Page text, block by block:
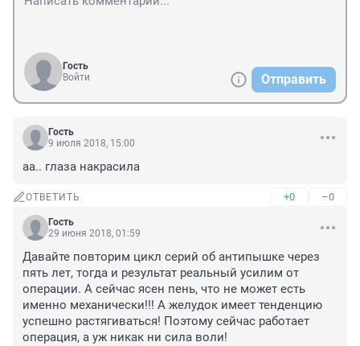
Гость
Войти
Отправить
Гость
9 июля 2018, 15:00
аа.. глаза накрасила
ОТВЕТИТЬ +0 –0
Гость
29 июня 2018, 01:59
Давайте повторим цикл серий об антипышке через
пять лет, тогда и результат реальный усилим от
операции. А сейчас ясен пень, что не может есть
именно механически!!! А желудок имеет тенденцию
успешно растягиваться! Поэтому сейчас работает
операция, а уж никак ни сила воли!